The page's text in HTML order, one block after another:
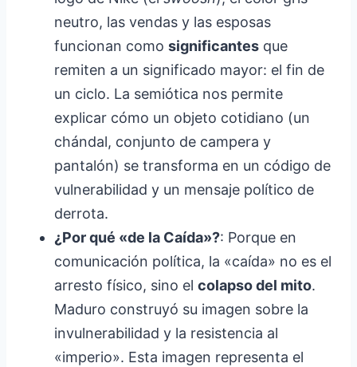
neutro, las vendas y las esposas
funcionan como significantes que
remiten a un significado mayor: el fin de
un ciclo. La semiótica nos permite
explicar cómo un objeto cotidiano (un
chándal, conjunto de campera y
pantalón) se transforma en un código de
vulnerabilidad y un mensaje político de
derrota.
¿Por qué «de la Caída»?: Porque en
comunicación política, la «caída» no es el
arresto físico, sino el colapso del mito.
Maduro construyó su imagen sobre la
invulnerabilidad y la resistencia al
«imperio». Esta imagen representa el